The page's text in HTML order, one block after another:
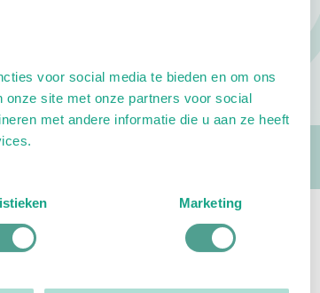
voor social media te bieden en om ons
site met onze partners voor social
met andere informatie die u aan ze heeft
Marketing